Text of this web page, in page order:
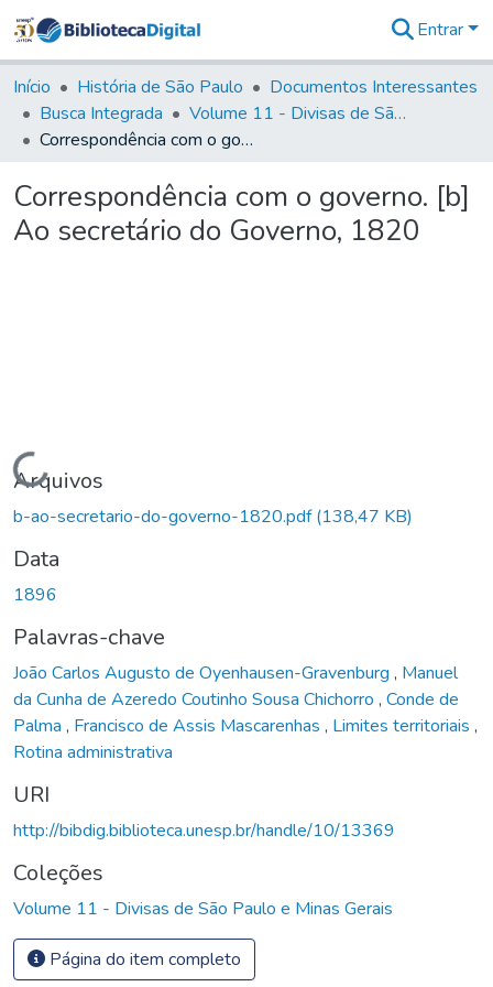
&
Coleções
Tudo na
Biblioteca
Estatísticas
Entrar
Início História de São Paulo
Documentos Interessantes
Busca Integrada
Volume 11 - Divisas de São Paulo e Minas Gerais
Correspondência com o governo. [b] Ao secretário do Governo, 1820
Correspondência com o governo. [b]
Ao secretário do Governo, 1820
Carregando...
Arquivos
b-ao-secretario-do-governo-1820.pdf(138,47 KB)
Data
1896
Palavras-chave
João Carlos Augusto de Oyenhausen-Gravenburg , Manuel
da Cunha de Azeredo Coutinho Sousa Chichorro , Conde de
Palma , Francisco de Assis Mascarenhas , Limites territoriais ,
Rotina administrativa
URI
http://bibdig.biblioteca.unesp.br/handle/10/13369
Coleções
Volume 11 - Divisas de São Paulo e Minas Gerais
Página do item completo